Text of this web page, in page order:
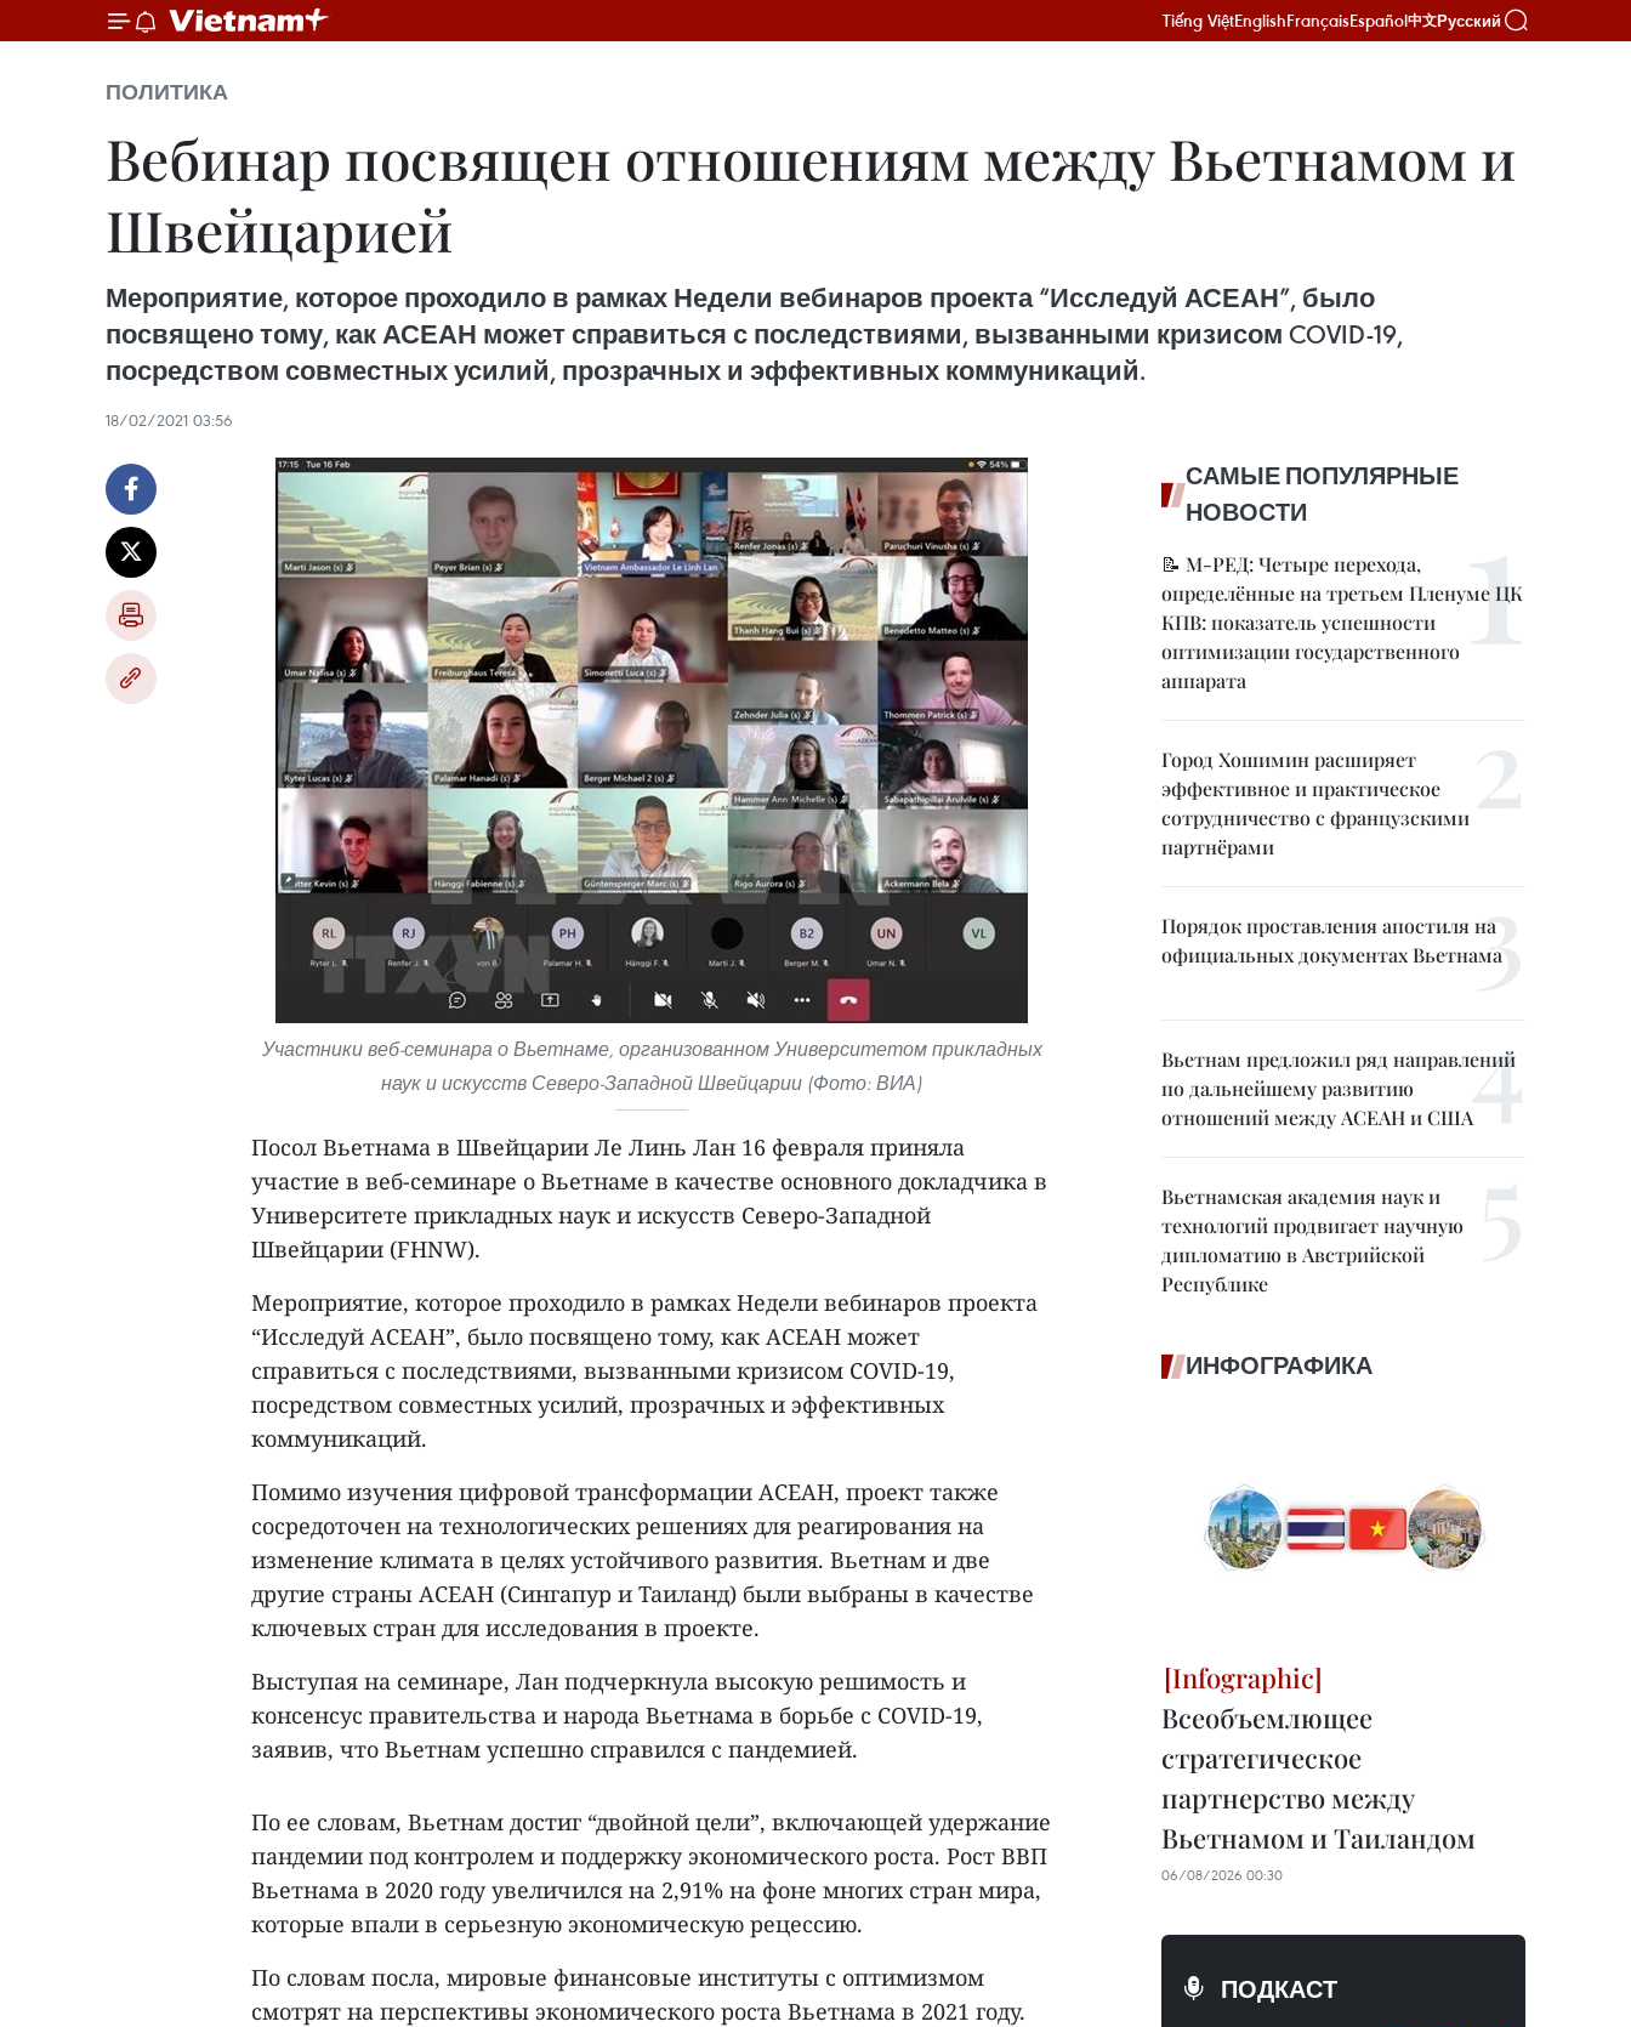
Tiếng ViệtEnglishFrançaisEspañol中文Русский
ПОЛИТИКА
Вебинар посвящен отношениям между Вьетнамом и
Швейцарией
Мероприятие, которое проходило в рамках Недели вебинаров проекта “Исследуй АСЕАН”, было
посвящено тому, как АСЕАН может справиться с последствиями, вызванными кризисом COVID-19,
посредством совместных усилий, прозрачных и эффективных коммуникаций.
18/02/2021 03:56
Участники веб-семинара о Вьетнаме, организованном Университетом прикладных
наук и искусств Северо-Западной Швейцарии (Фото: ВИА)
Посол Вьетнама в Швейцарии Ле Линь Лан 16 февраля приняла
участие в веб-семинаре о Вьетнаме в качестве основного докладчика в
Университете прикладных наук и искусств Северо-Западной
Швейцарии (FHNW).
Мероприятие, которое проходило в рамках Недели вебинаров проекта
“Исследуй АСЕАН”, было посвящено тому, как АСЕАН может
справиться с последствиями, вызванными кризисом COVID-19,
посредством совместных усилий, прозрачных и эффективных
коммуникаций.
Помимо изучения цифровой трансформации АСЕАН, проект также
сосредоточен на технологических решениях для реагирования на
изменение климата в целях устойчивого развития. Вьетнам и две
другие страны АСЕАН (Сингапур и Таиланд) были выбраны в качестве
ключевых стран для исследования в проекте.
Выступая на семинаре, Лан подчеркнула высокую решимость и
консенсус правительства и народа Вьетнама в борьбе с COVID-19,
заявив, что Вьетнам успешно справился с пандемией.
По ее словам, Вьетнам достиг “двойной цели”, включающей удержание
пандемии под контролем и поддержку экономического роста. Рост ВВП
Вьетнама в 2020 году увеличился на 2,91% на фоне многих стран мира,
которые впали в серьезную экономическую рецессию.
По словам посла, мировые финансовые институты с оптимизмом
смотрят на перспективы экономического роста Вьетнама в 2021 году.
САМЫЕ ПОПУЛЯРНЫЕ
НОВОСТИ
📝 М-РЕД: Четыре перехода,
определённые на третьем Пленуме ЦК
КПВ: показатель успешности
оптимизации государственного
аппарата
Город Хошимин расширяет
эффективное и практическое
сотрудничество с французскими
партнёрами
Порядок проставления апостиля на
официальных документах Вьетнама
Вьетнам предложил ряд направлений
по дальнейшему развитию
отношений между АСЕАН и США
Вьетнамская академия наук и
технологий продвигает научную
дипломатию в Австрийской
Республике
ИНФОГРАФИКА
Всеобъемлющее
стратегическое
партнерство между
Вьетнамом и Таиландом
06/08/2026 00:30
ПОДКАСТ